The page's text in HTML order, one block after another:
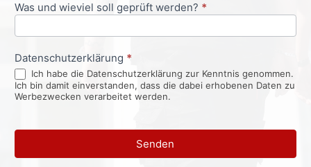
Was und wieviel soll geprüft werden? *
Datenschutzerklärung *
Ich habe die Datenschutzerklärung zur Kenntnis genommen.
Ich bin damit einverstanden, dass die dabei erhobenen Daten zu
Werbezwecken verarbeitet werden.
Senden